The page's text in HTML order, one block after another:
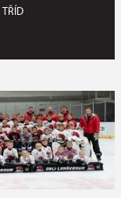
TŘÍD